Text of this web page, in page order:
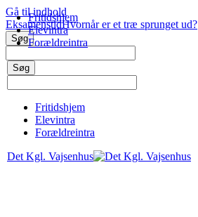
Gå til indhold
EksamenstidHvornår er et træ sprunget ud?
Fritidshjem
Elevintra
Forældreintra
Det Kgl. Vajsenhus
Fritidshjem
Elevintra
Forældreintra